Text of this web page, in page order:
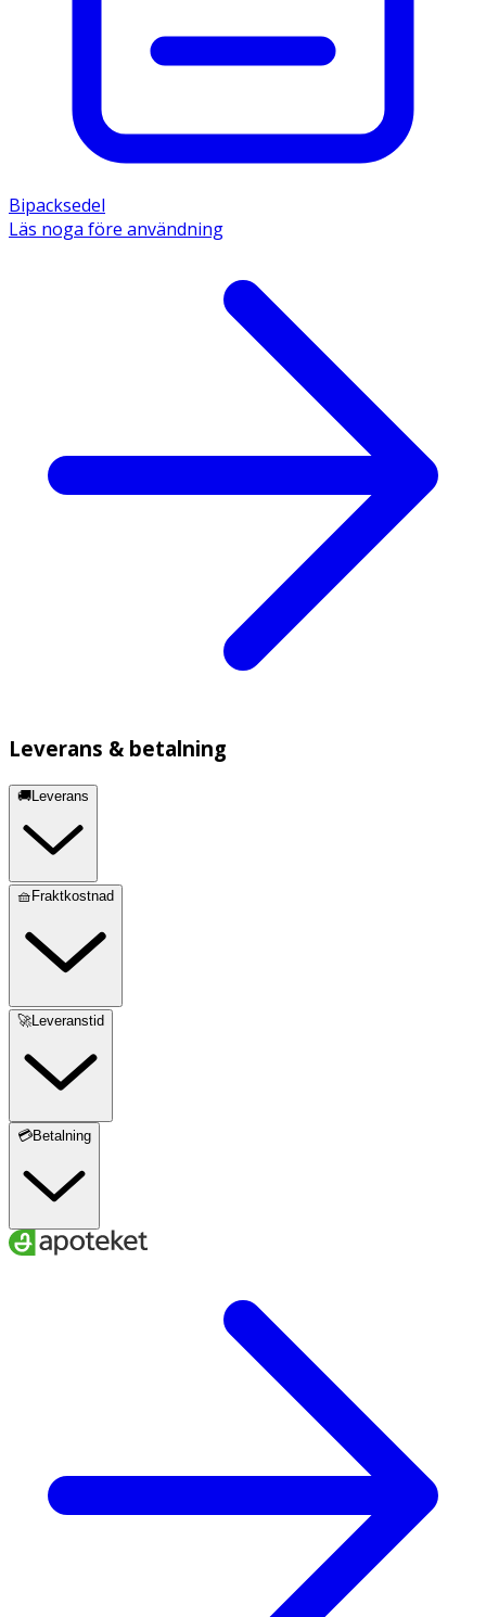
Bipacksedel
Läs noga före användning
Leverans & betalning
🚚Leverans
🧺Fraktkostnad
🚀Leveranstid
💳Betalning